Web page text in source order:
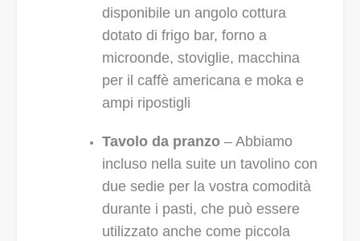
disponibile un angolo cottura
dotato di frigo bar, forno a
microonde, stoviglie, macchina
per il caffè americana e moka e
ampi ripostigli
Tavolo da pranzo – Abbiamo
incluso nella suite un tavolino con
due sedie per la vostra comodità
durante i pasti, che può essere
utilizzato anche come piccola